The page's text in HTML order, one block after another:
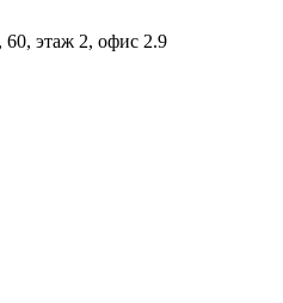
60, этаж 2, офис 2.9